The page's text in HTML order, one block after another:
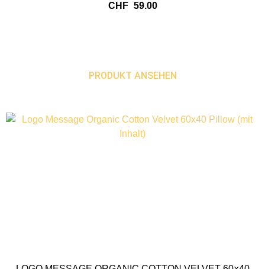
CHF 59.00
PRODUKT ANSEHEN